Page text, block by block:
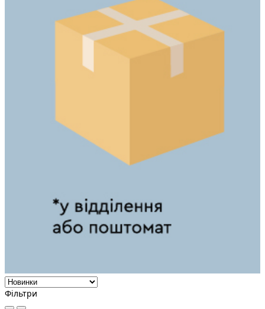
Фільтри